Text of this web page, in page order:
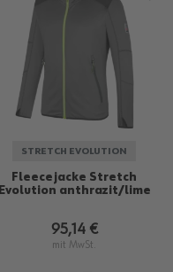
STRETCH EVOLUTION
Fleecejacke Stretch
Evolution anthrazit/lime
95,14 €
mit MwSt.